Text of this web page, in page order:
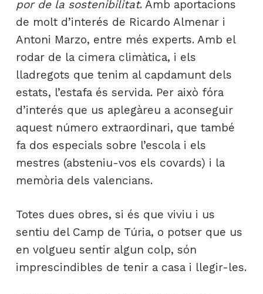
por de la sostenibilitat. Amb aportacions
de molt d’interés de Ricardo Almenar i
Antoni Marzo, entre més experts. Amb el
rodar de la cimera climàtica, i els
lladregots que tenim al capdamunt dels
estats, l’estafa és servida. Per això fóra
d’interés que us aplegàreu a aconseguir
aquest número extraordinari, que també
fa dos especials sobre l’escola i els
mestres (absteniu-vos els covards) i la
memòria dels valencians.
Totes dues obres, si és que viviu i us
sentiu del Camp de Túria, o potser que us
en volgueu sentir algun colp, són
imprescindibles de tenir a casa i llegir-les.